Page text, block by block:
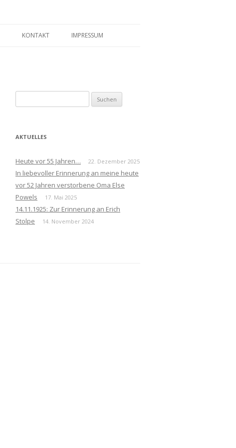
KONTAKT IMPRESSUM
nach:
AKTUELLES
Heute vor 55 Jahren… 22. Dezember 2025
In liebevoller Erinnerung an meine heute
vor 52 Jahren verstorbene Oma Else
Powels
17. Mai 2025
14.11.1925: Zur Erinnerung an Erich
Stolpe
14. November 2024